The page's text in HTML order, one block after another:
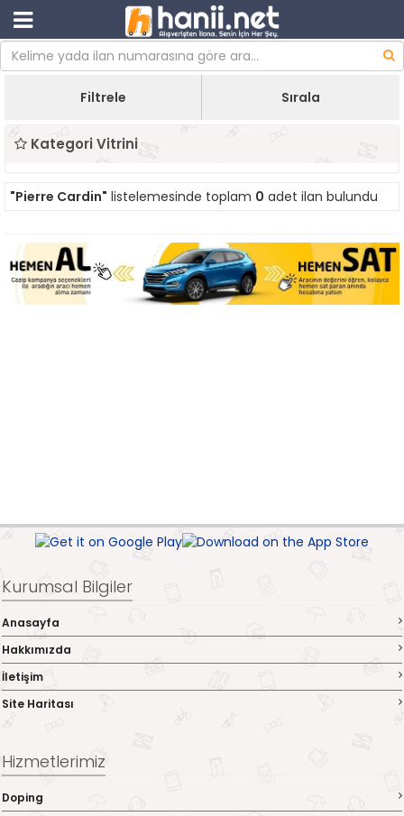
Filtrele Sırala
Kategori Vitrini
"Pierre Cardin" listelemesinde toplam 0 adet ilan bulundu
Kurumsal Bilgiler
Anasayfa
Hakkımızda
İletişim
Site Haritası
Hizmetlerimiz
Doping